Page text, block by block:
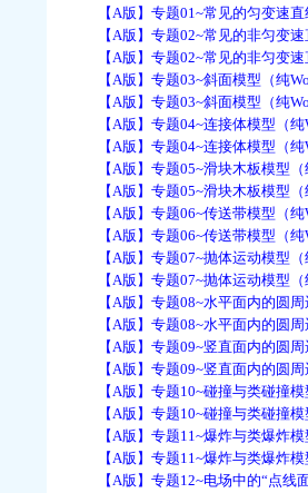
【A版】专题01~常见的匀变速直
【A版】专题02~常见的非匀变速
【A版】专题02~常见的非匀变速
【A版】专题03~斜面模型（纯
【A版】专题03~斜面模型（纯
【A版】专题04~连接体模型（纯
【A版】专题04~连接体模型（纯
【A版】专题05~滑块木板模型（
【A版】专题05~滑块木板模型（
【A版】专题06~传送带模型（纯
【A版】专题06~传送带模型（纯
【A版】专题07~抛体运动模型（
【A版】专题07~抛体运动模型（
【A版】专题08~水平面内的圆周
【A版】专题08~水平面内的圆周
【A版】专题09~竖直面内的圆周
【A版】专题09~竖直面内的圆周
【A版】专题10~碰撞与类碰撞模
【A版】专题10~碰撞与类碰撞模
【A版】专题11~爆炸与类爆炸模
【A版】专题11~爆炸与类爆炸模
【A版】专题12~电场中的“点线面